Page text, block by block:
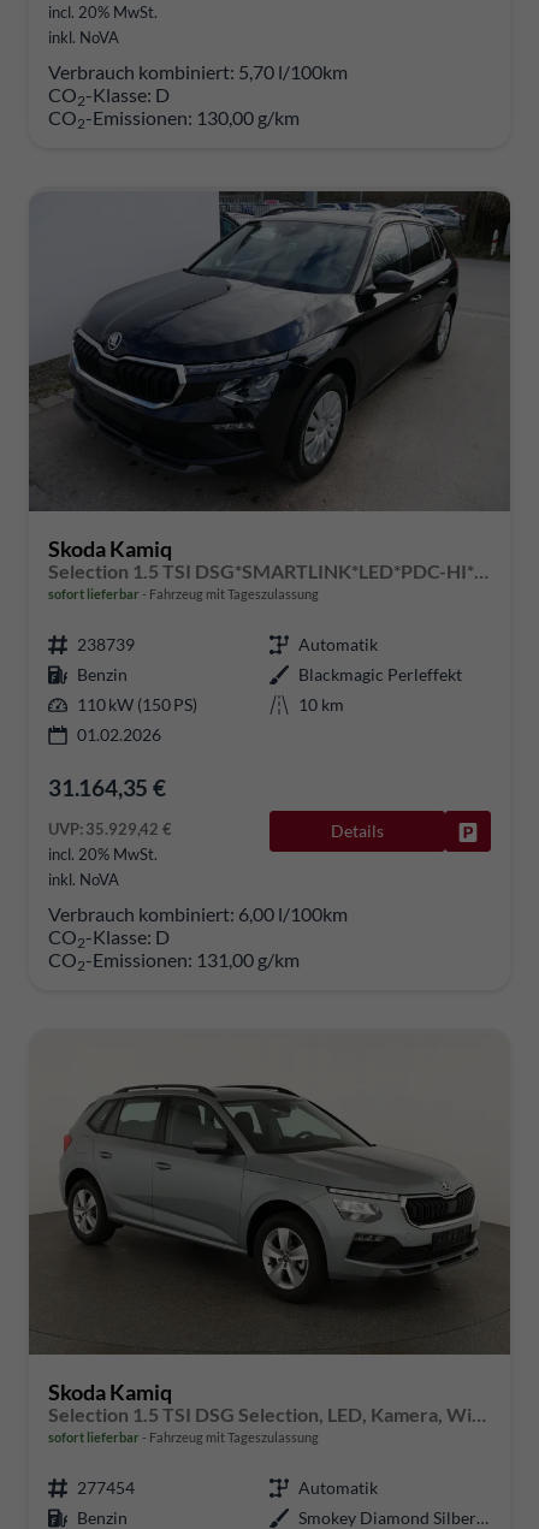
incl. 20% MwSt.
inkl. NoVA
Verbrauch kombiniert: 5,70 l/100km
CO2-Klasse: D
CO2-Emissionen: 130,00 g/km
Skoda Kamiq
Selection 1.5 TSI DSG*SMARTLINK*LED*PDC-HI*TEMPOMAT*SHZ*KLIMA
sofort lieferbar Fahrzeug mit Tageszulassung
238739
Automatik
Benzin
Blackmagic Perleffekt
110 kW (150 PS)
10 km
01.02.2026
31.164,35 €
UVP:35.929,42 €
incl. 20% MwSt.
inkl. NoVA
Details
Verbrauch kombiniert: 6,00 l/100km
CO2-Klasse: D
CO2-Emissionen: 131,00 g/km
Skoda Kamiq
Selection 1.5 TSI DSG Selection, LED, Kamera, Winter, 16-Zoll
sofort lieferbar Fahrzeug mit Tageszulassung
277454
Automatik
Benzin
Smokey Diamond Silber Metallic